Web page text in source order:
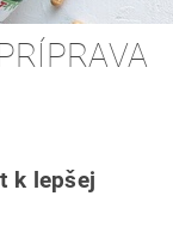
k lepšej